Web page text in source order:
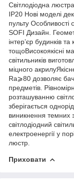
Світлодіодна
IP20 Нові моделі
пульту Особливості
SOFI Дизайн.
інтер’єр будинків
тощоВисокоякісні
світильників
міцного
Ra⩾80 дозволяє
предметів.
розташуванню
зберігається
виникнення темних
світлодіодний
електроенергії у
люстр.
Приховати